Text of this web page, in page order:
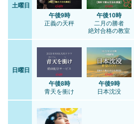
土曜日
午後9時
正義の天秤
午後10時
二月の勝者
絶対合格の教室
日曜日
午後8時
青天を衝け
午後9時
日本沈没